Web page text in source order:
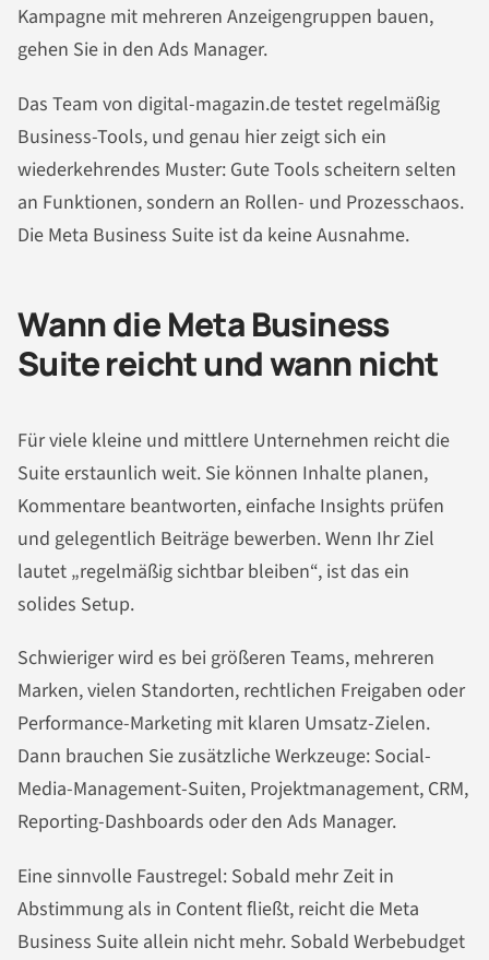
Kampagne mit mehreren Anzeigengruppen bauen,
gehen Sie in den Ads Manager.
Das Team von digital-magazin.de testet regelmäßig
Business-Tools, und genau hier zeigt sich ein
wiederkehrendes Muster: Gute Tools scheitern selten
an Funktionen, sondern an Rollen- und Prozesschaos.
Die Meta Business Suite ist da keine Ausnahme.
Wann die Meta Business
Suite reicht und wann nicht
Für viele kleine und mittlere Unternehmen reicht die
Suite erstaunlich weit. Sie können Inhalte planen,
Kommentare beantworten, einfache Insights prüfen
und gelegentlich Beiträge bewerben. Wenn Ihr Ziel
lautet „regelmäßig sichtbar bleiben“, ist das ein
solides Setup.
Schwieriger wird es bei größeren Teams, mehreren
Marken, vielen Standorten, rechtlichen Freigaben oder
Performance-Marketing mit klaren Umsatz-Zielen.
Dann brauchen Sie zusätzliche Werkzeuge: Social-
Media-Management-Suiten, Projektmanagement, CRM,
Reporting-Dashboards oder den Ads Manager.
Eine sinnvolle Faustregel: Sobald mehr Zeit in
Abstimmung als in Content fließt, reicht die Meta
Business Suite allein nicht mehr. Sobald Werbebudget